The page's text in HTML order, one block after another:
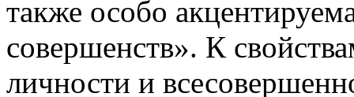
также особо
совершенств». К
личности и